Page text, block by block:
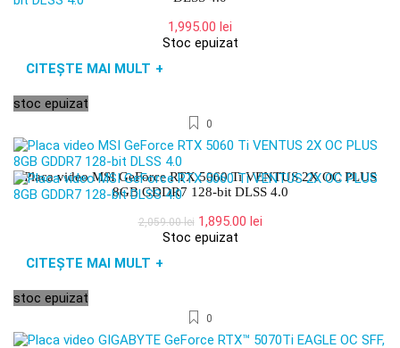
1,995.00 lei
Stoc epuizat
CITEȘTE MAI MULT +
stoc epuizat
0
Placa video MSI GeForce RTX 5060 Ti VENTUS 2X OC PLUS
8GB GDDR7 128-bit DLSS 4.0
2,059.00lei Prețul
inițial
1,895.00 leiPrețul
Stoc epuizat
CITEȘTE MAI MULT +
stoc epuizat
0